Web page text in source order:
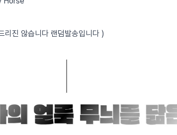
리진 않습니다 랜덤발송입니다 )